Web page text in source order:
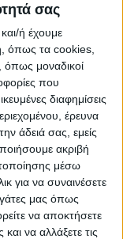
σας
ή έχουμε
όπως τα cookies,
όπως μοναδικοί
που
διαφημίσεις
έρευνα
άδειά σας, εμείς
ακριβή
μέσω
για να συναινέσετε
μας όπως
να αποκτήσετε
να αλλάξετε τις
που
επιστήμονες, οι
ότι
Αλλά αυτό θα
δοκιμές σε